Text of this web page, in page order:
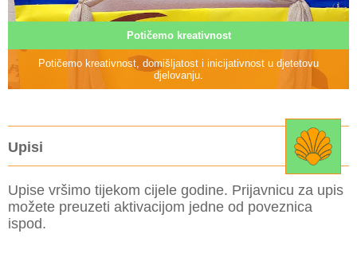
Potičemo kreativnost
Potičemo kreativnost, domišljatost i inicijativnost u djetetovu
djelovanju.
Upisi
Upise vršimo tijekom cijele godine. Prijavnicu za upis
možete preuzeti aktivacijom jedne od poveznica
ispod.